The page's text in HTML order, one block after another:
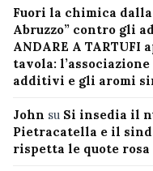
Fuori la chimica
Abruzzo” contro gli
ANDARE A TARTUFI
tavola:
additivi e gli aromi
John su Si insedia il
Pietracatella e il
rispetta le quote rosa